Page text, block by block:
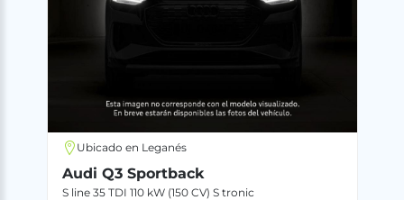
Ubicado en Leganés
Audi Q3 Sportback
S line 35 TDI 110 kW (150 CV) S tronic